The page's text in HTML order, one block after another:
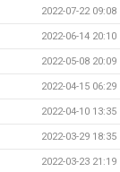
2022-07-22 09:08
2022-06-14 20:10
2022-05-08 20:09
2022-04-15 06:29
2022-04-10 13:35
2022-03-29 18:35
2022-03-23 21:19